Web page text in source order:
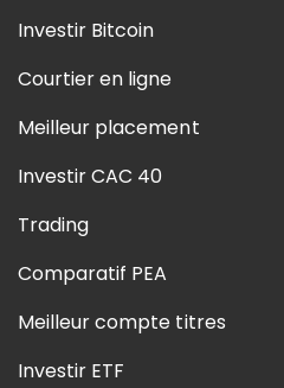
Investir Bitcoin
Courtier en ligne
Meilleur placement
Investir CAC 40
Trading
Comparatif PEA
Meilleur compte titres
Investir ETF